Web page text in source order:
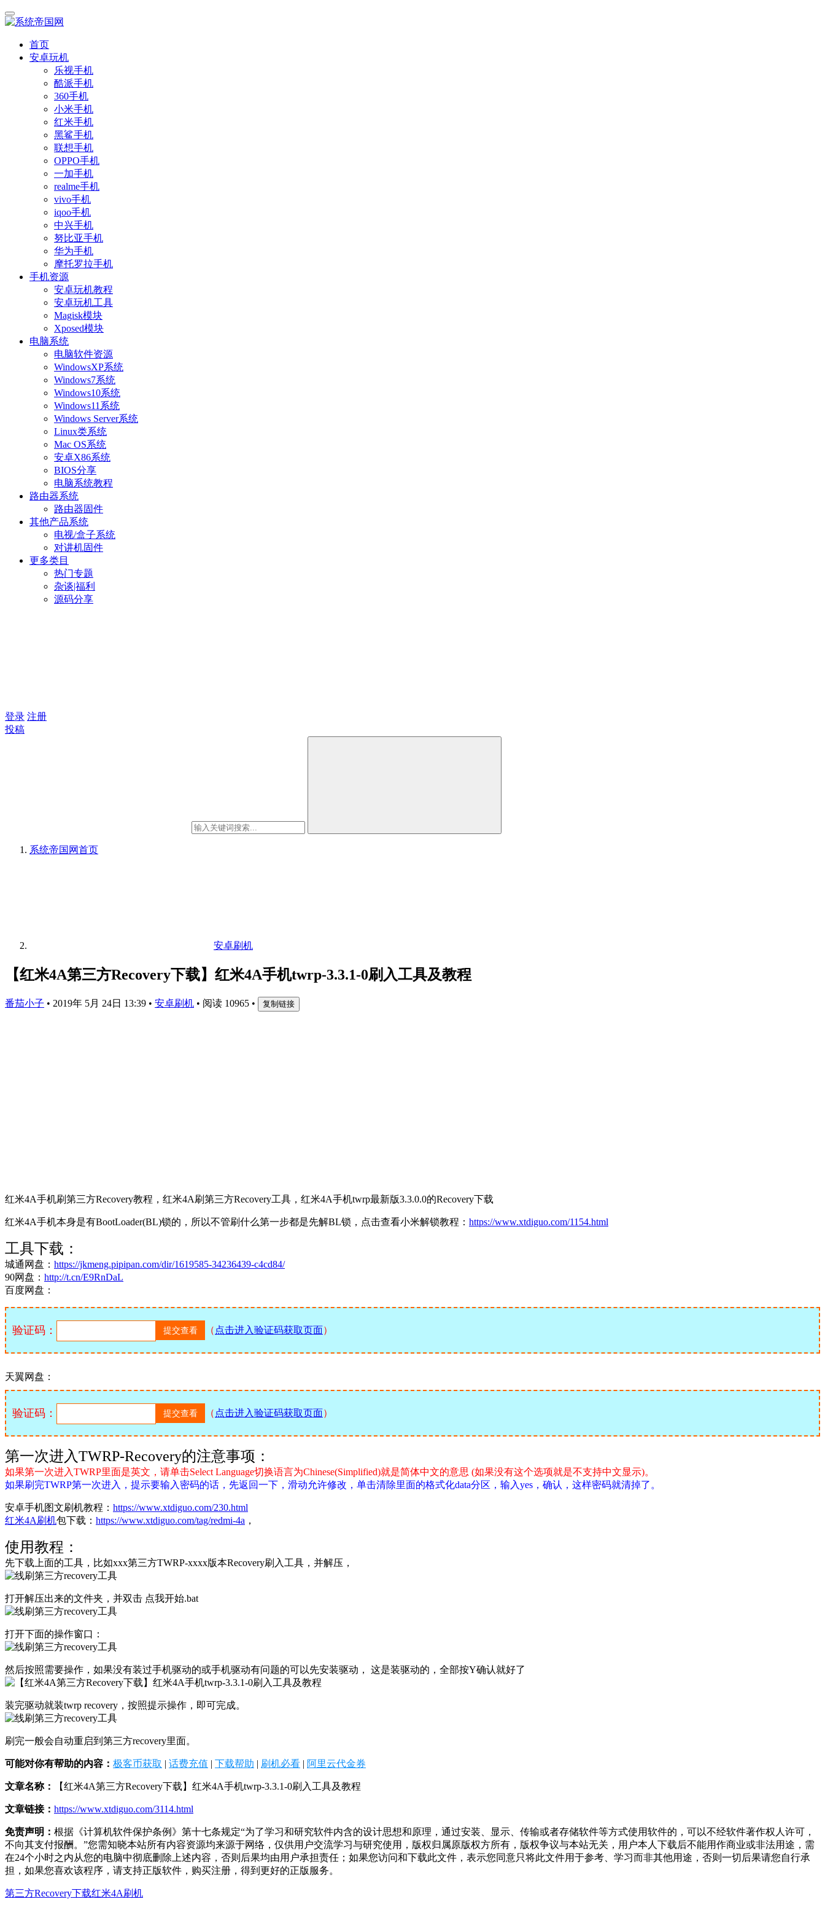
首页
安卓玩机
乐视手机
酷派手机
360手机
小米手机
红米手机
黑鲨手机
联想手机
OPPO手机
一加手机
realme手机
vivo手机
iqoo手机
中兴手机
努比亚手机
华为手机
摩托罗拉手机
手机资源
安卓玩机教程
安卓玩机工具
Magisk模块
Xposed模块
电脑系统
电脑软件资源
WindowsXP系统
Windows7系统
Windows10系统
Windows11系统
Windows Server系统
Linux类系统
Mac OS系统
安卓X86系统
BIOS分享
电脑系统教程
路由器系统
路由器固件
其他产品系统
电视/盒子系统
对讲机固件
更多类目
热门专题
杂谈|福利
源码分享
登录 注册
投稿
系统帝国网首页
安卓刷机
【红米4A第三方Recovery下载】红米4A手机twrp-3.3.1-0刷入工具及教程
番茄小子 • 2019年 5月 24日 13:39 • 安卓刷机 • 阅读 10965 • 复制链接
红米4A手机刷第三方Recovery教程，红米4A刷第三方Recovery工具，红米4A手机twrp最新版3.3.0.0的Recovery下载
红米4A手机本身是有BootLoader(BL)锁的，所以不管刷什么第一步都是先解BL锁，点击查看小米解锁教程： https://www.xtdiguo.com/1154.html
工具下载：
城通网盘： https://jkmeng.pipipan.com/dir/1619585-34236439-c4cd84/
90网盘： http://t.cn/E9RnDaL
百度网盘：
验证码： （ 点击进入验证码获取页面）
天翼网盘：
验证码： （ 点击进入验证码获取页面）
第一次进入TWRP-Recovery的注意事项：
如果第一次进入TWRP里面是英文，请单击Select Language切换语言为Chinese(Simplified)就是简体中文的意思 (如果没有这个选项就是不支持中文显示)。
如果刷完TWRP第一次进入，提示要输入密码的话，先返回一下，滑动允许修改，单击清除里面的格式化data分区，输入yes，确认，这样密码就清掉了。
安卓手机图文刷机教程： https://www.xtdiguo.com/230.html
红米4A刷机包下载： https://www.xtdiguo.com/tag/redmi-4a ，
使用教程：
先下载上面的工具，比如xxx第三方TWRP-xxxx版本Recovery刷入工具，并解压，
打开解压出来的文件夹，并双击 点我开始.bat
打开下面的操作窗口：
然后按照需要操作，如果没有装过手机驱动的或手机驱动有问题的可以先安装驱动， 这是装驱动的，全部按Y确认就好了
装完驱动就装twrp recovery，按照提示操作，即可完成。
刷完一般会自动重启到第三方recovery里面。
可能对你有帮助的内容： 极客币获取 | 话费充值 | 下载帮助 | 刷机必看 | 阿里云代金券
文章名称： 【红米4A第三方Recovery下载】红米4A手机twrp-3.3.1-0刷入工具及教程
文章链接： https://www.xtdiguo.com/3114.html
免责声明： 根据《计算机软件保护条例》第十七条规定“为了学习和研究软件内含的设计思想和原理，通过安装、显示、传输或者存储软件等方式使用软件的，可以不经软件著作权人许可，
不向其支付报酬。”您需知晓本站所有内容资源均来源于网络，仅供用户交流学习与研究使用，版权归属原版权方所有，版权争议与本站无关，用户本人下载后不能用作商业或非法用途，需
在24个小时之内从您的电脑中彻底删除上述内容，否则后果均由用户承担责任；如果您访问和下载此文件，表示您同意只将此文件用于参考、学习而非其他用途，否则一切后果请您自行承
担，如果您喜欢该程序，请支持正版软件，购买注册，得到更好的正版服务。
第三方Recovery下载红米4A刷机